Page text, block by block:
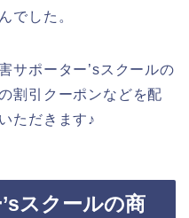
でした。
サポーター’sスクールの
割引クーポンなどを配
ただきます♪
スクールの商